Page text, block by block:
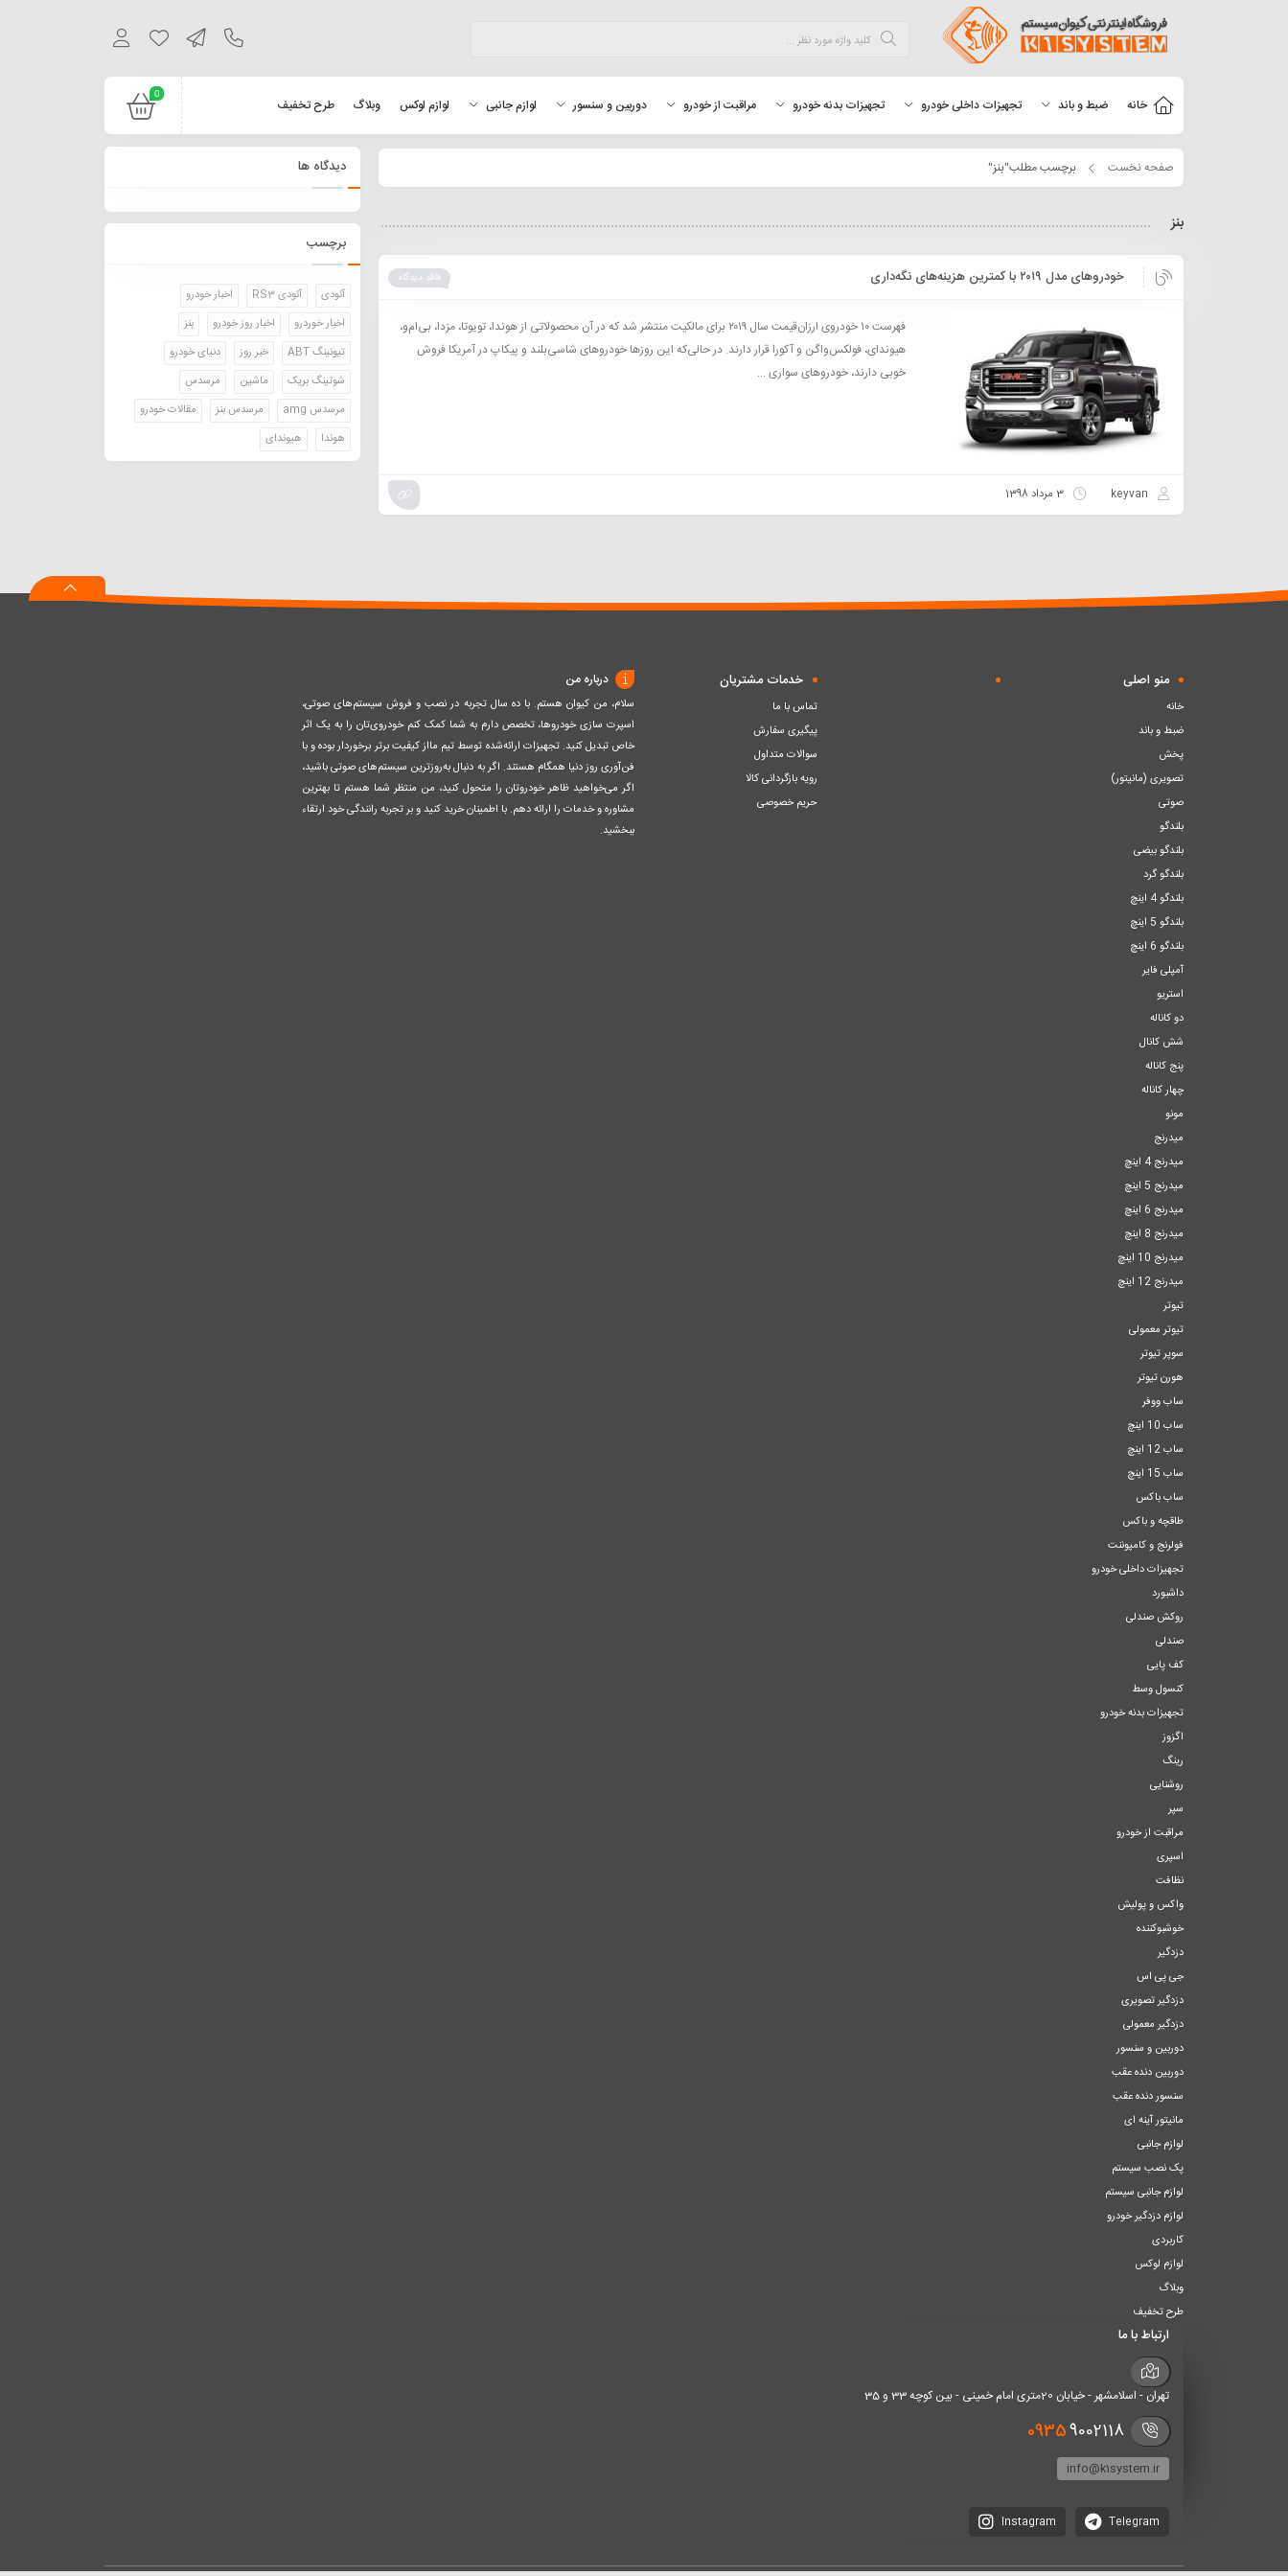
0
خانه ضبط و باند تجهیزات داخلی خودرو تجهیزات بدنه خودرو مراقبت از خودرو دوربین و سنسور لوازم جانبی لوازم لوکس وبلاگ طرح تخفیف
صفحه نخست برچسب مطلب"بنز"
بنز
فاقد دیدگاه خودروهای مدل ۲۰۱۹ با کمترین هزینه‌های نگه‌داری
فهرست ۱۰ خودروی ارزان‌قیمت سال ۲۰۱۹ برای مالکیت منتشر شد که در آن محصولاتی از هوندا، تویوتا، مزدا، بی‌ام‌و،
هیوندای، فولکس‌واگن و آکورا قرار دارند. در حالی‌که این روزها خودروهای شاسی‌بلند و پیکاپ در آمریکا فروش
خوبی دارند، خودروهای سواری ...
keyvan 3 مرداد 1398
دیدگاه ها
برچسب
آئودی آئودی RS3
اخبار خودرو
اخبار خوردرو
اخبار روز خودرو
بنز
تیونینگ ABT
خبر روز
دنیای خودرو
شوتینگ بریک
ماشین
مرسدس
مرسدس amg
مرسدس بنز
مقالات خودرو
هوندا
هیوندای
منو اصلی
خانه
ضبط و باند
پخش
تصویری (مانیتور)
صوتی
بلندگو
بلندگو بیضی
بلندگو گرد
بلندگو 4 اینچ
بلندگو 5 اینچ
بلندگو 6 اینچ
آمپلی فایر
استریو
دو کاناله
شش کانال
پنج کاناله
چهار کاناله
مونو
میدرنج
میدرنج 4 اینچ
میدرنج 5 اینچ
میدرنج 6 اینچ
میدرنج 8 اینچ
میدرنج 10 اینچ
میدرنج 12 اینچ
تیوتر
تیوتر معمولی
سوپر تیوتر
هورن تیوتر
ساب ووفر
ساب 10 اینچ
ساب 12 اینچ
ساب 15 اینچ
ساب باکس
طاقچه و باکس
فولرنج و کامپوننت
تجهیزات داخلی خودرو
داشبورد
روکش صندلی
صندلی
کف پایی
کنسول وسط
تجهیزات بدنه خودرو
اگزوز
رینگ
روشنایی
سپر
مراقبت از خودرو
اسپری
نظافت
واکس و پولیش
خوشبوکننده
دزدگیر
جی پی اس
دزدگیر تصویری
دزدگیر معمولی
دوربین و سنسور
دوربین دنده عقب
سنسور دنده عقب
مانیتور آینه ای
لوازم جانبی
پک نصب سیستم
لوازم جانبی سیستم
لوازم دزدگیر خودرو
کاربردی
لوازم لوکس
وبلاگ
طرح تخفیف
خدمات مشتریان
تماس با ما
پیگیری سفارش
سوالات متداول
رویه بازگردانی کالا
حریم خصوصی
درباره من
سلام، من کیوان هستم. با ده سال تجربه در نصب و فروش سیستم‌های صوتی،
اسپرت سازی خودروها، تخصص دارم به شما کمک کنم خودروی‌تان را به یک اثر
خاص تبدیل کنید. تجهیزات ارائه‌شده توسط تیم مااز کیفیت برتر برخوردار بوده و با
فن‌آوری روز دنیا همگام هستند. اگر به دنبال به‌روزترین سیستم‌های صوتی باشید،
اگر می‌خواهید ظاهر خودروتان را متحول کنید، من منتظر شما هستم تا بهترین
مشاوره و خدمات را ارائه دهم. با اطمینان خرید کنید و بر تجربه رانندگی خود ارتقاء
ببخشید.
ارتباط با ما
تهران - اسلامشهر - خیابان 20متری امام خمینی - بین کوچه 33 و 35
09359002118
info@k1system.ir
Telegram
Instagram